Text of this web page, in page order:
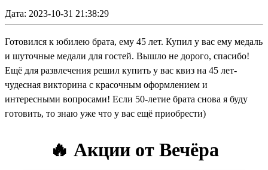
Дата: 2023-10-31 21:38:29
Готовился к юбилею брата, ему 45 лет. Купил у вас ему медаль
и шуточные медали для гостей. Вышло не дорого, спасибо!
Ещё для развлечения решил купить у вас квиз на 45 лет-
чудесная викторина с красочным оформлением и
интересными вопросами! Если 50-летие брата снова я буду
готовить, то знаю уже что у вас ещё приобрести)
🔥 Акции от Вечёра